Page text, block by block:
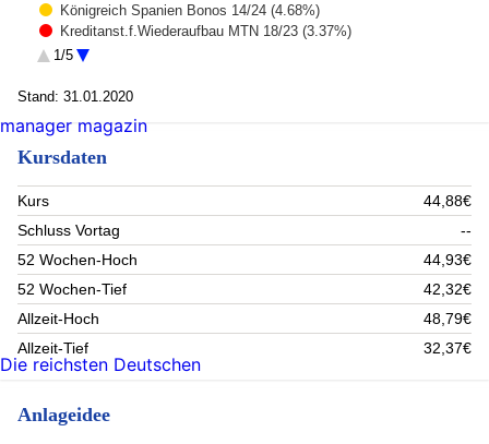
Königreich Spanien Bonos 14/24 (4.68%)
Kreditanst.f.Wiederaufbau MTN 18/23 (3.37%)
U.S. Treasury Notes 18/28 (3.02%)
Republik Portugal Obr. 13/24 (2.56%)
Republik Italien B.T.P. 19/24 (2.24%)
Republik Portugal Obr. 18/28 (2.13%)
1/5
Stand: 31.01.2020
Kursdaten
Kurs
44,88€
Schluss Vortag
--
52 Wochen-Hoch
44,93€
52 Wochen-Tief
42,32€
Allzeit-Hoch
48,79€
Allzeit-Tief
32,37€
Anlageidee
manager magazin
Die reichsten Deutschen